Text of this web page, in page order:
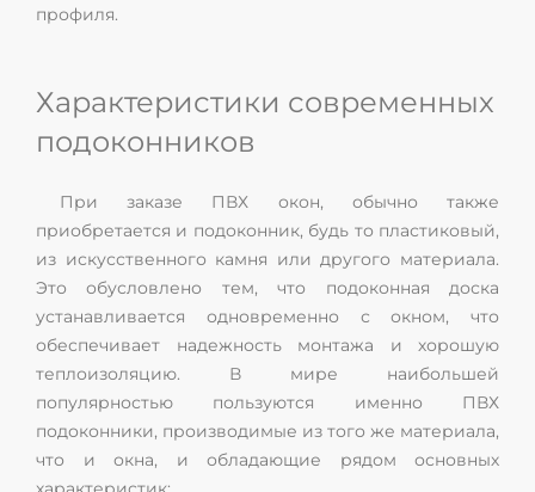
профиля.
Характеристики современных
подоконников
При заказе ПВХ окон, обычно также
приобретается и подоконник, будь то пластиковый,
из искусственного камня или другого материала.
Это обусловлено тем, что подоконная доска
устанавливается одновременно с окном, что
обеспечивает надежность монтажа и хорошую
теплоизоляцию. В мире наибольшей
популярностью пользуются именно ПВХ
подоконники, производимые из того же материала,
что и окна, и обладающие рядом основных